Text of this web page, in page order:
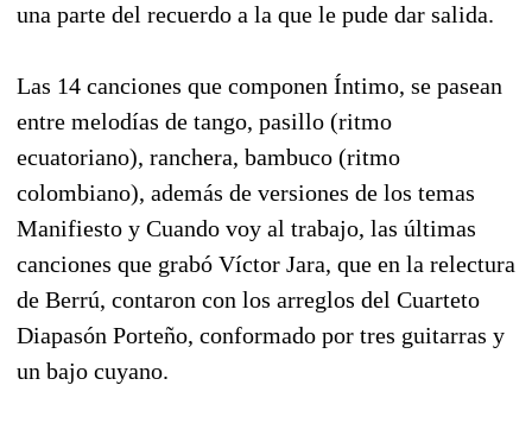
una parte del recuerdo a la que le pude dar salida.
Las 14 canciones que componen Íntimo, se pasean
entre melodías de tango, pasillo (ritmo
ecuatoriano), ranchera, bambuco (ritmo
colombiano), además de versiones de los temas
Manifiesto y Cuando voy al trabajo, las últimas
canciones que grabó Víctor Jara, que en la relectura
de Berrú, contaron con los arreglos del Cuarteto
Diapasón Porteño, conformado por tres guitarras y
un bajo cuyano.